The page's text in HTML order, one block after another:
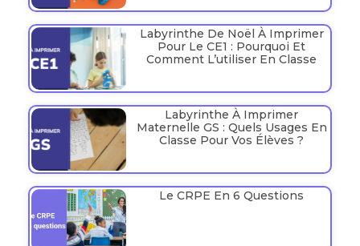
Labyrinthe De Noël À Imprimer
Pour Le CE1 : Pourquoi Et
Comment L’utiliser En Classe
Labyrinthe À Imprimer
Maternelle GS : Quels Usages En
Classe Pour Vos Élèves ?
Le CRPE En 6 Questions